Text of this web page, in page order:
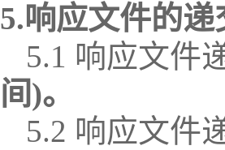
5.响应文件的递
5.1 响应文件
间)。
5.2 响应文件